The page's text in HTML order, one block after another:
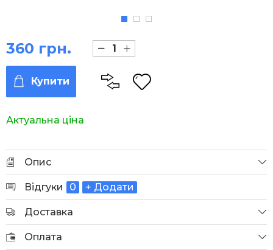
Актуальна ціна
360 грн.
Купити
Опис
Відгуки 0 + Додати
Доставка
Оплата